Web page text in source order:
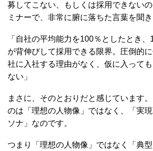
募してこない、もしくは採用できない
ミナーで、非常に腑に落ちた言葉を聞き
「自社の平均能力を100％としたとき
が背伸びして採用できる限界。圧倒的
社に入社する理由がなく、仮に入って
ない」
まさに、そのとおりだと感じています
のは「理想の人物像」ではなく、「実
ソナ」なのです。
つまり「理想の人物像」ではなく「典